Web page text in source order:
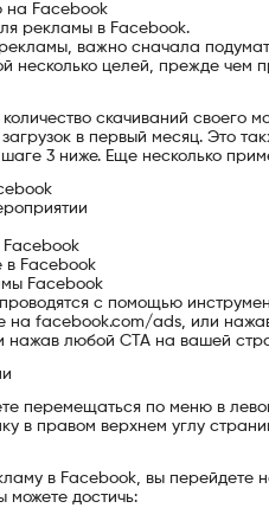
на Facebook
рекламы в Facebook.
важно сначала
несколько целей, прежде чем
скачиваний
в первый месяц. Это
3 ниже. Еще несколько
Facebook
в Facebook
Facebook
с помощью
на facebook.com/ads, или
нажав любой CTA на вашей
перемещаться по меню в
в правом верхнем углу
в Facebook, вы перейдете
можете достичь: